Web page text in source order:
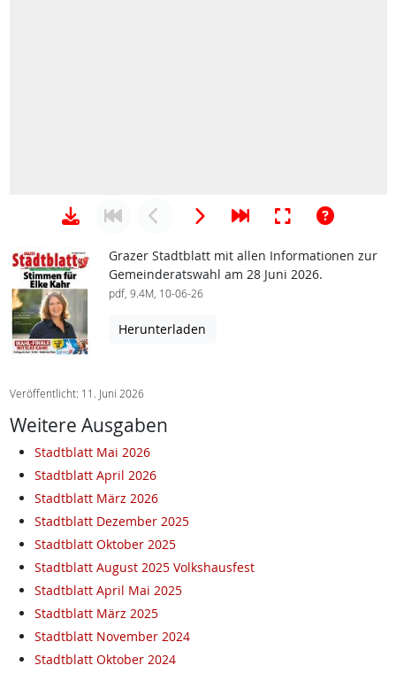
Grazer Stadtblatt mit allen Informationen zur
Gemeinderatswahl am 28 Juni 2026.
pdf, 9.4M, 10-06-26
Herunterladen
Veröffentlicht: 11. Juni 2026
Weitere Ausgaben
Stadtblatt Mai 2026
Stadtblatt April 2026
Stadtblatt März 2026
Stadtblatt Dezember 2025
Stadtblatt Oktober 2025
Stadtblatt August 2025 Volkshausfest
Stadtblatt April Mai 2025
Stadtblatt März 2025
Stadtblatt November 2024
Stadtblatt Oktober 2024